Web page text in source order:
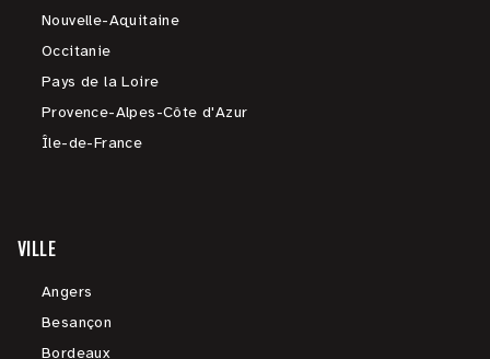
Nouvelle-Aquitaine
Occitanie
Pays de la Loire
Provence-Alpes-Côte d'Azur
Île-de-France
VILLE
Angers
Besançon
Bordeaux